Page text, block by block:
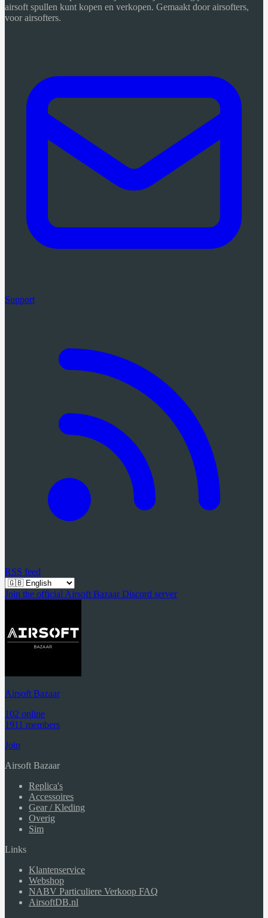
airsoft spullen kunt kopen en verkopen. Gemaakt door airsofters,
voor airsofters.
Support
RSS feed
Join the official Airsoft Bazaar Discord server
Airsoft Bazaar
102 online
1911 members
Join
Airsoft Bazaar
Replica's
Accessoires
Gear / Kleding
Overig
Sim
Links
Klantenservice
Webshop
NABV Particuliere Verkoop FAQ
AirsoftDB.nl